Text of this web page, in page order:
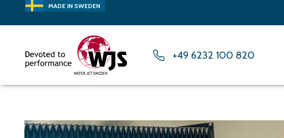
MADE IN SWEDEN
+49 6232 100 820